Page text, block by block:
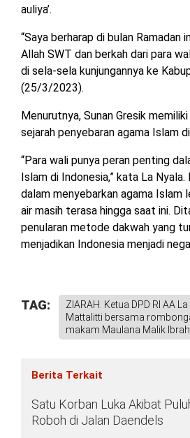
auliya’.
“Saya berharap di bulan Ramadan
Allah SWT dan berkah dari para
di sela-sela kunjungannya ke
(25/3/2023).
Menurutnya, Sunan Gresik
sejarah penyebaran agama Islam
“Para wali punya peran penting
Islam di Indonesia,” kata La Nyala.
dalam menyebarkan agama Islam
air masih terasa hingga saat ini.
penularan metode dakwah yang
menjadikan Indonesia menjadi
TAG:
ZIARAH. Ketua DPD RI AA
Mattalitti bersama
makam Maulana Malik
Berita Terkait
Satu Korban Luka Akibat
Roboh di Jalan Daendels